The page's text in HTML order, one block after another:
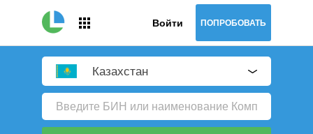
Войти ПОПРОБОВАТЬ
Казахстан